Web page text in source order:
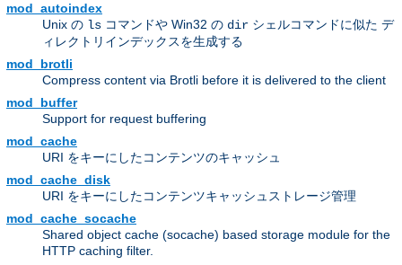
mod_autoindex
Unix の ls コマンドや Win32 の dir シェルコマンドに似た デ
ィレクトリインデックスを生成する
mod_brotli
Compress content via Brotli before it is delivered to the client
mod_buffer
Support for request buffering
mod_cache
URI をキーにしたコンテンツのキャッシュ
mod_cache_disk
URI をキーにしたコンテンツキャッシュストレージ管理
mod_cache_socache
Shared object cache (socache) based storage module for the
HTTP caching filter.